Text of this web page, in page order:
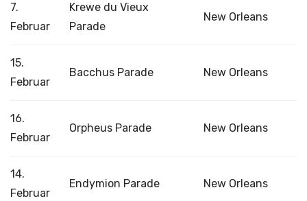
7.
Februar
Krewe du Vieux
Parade
New Orleans
15.
Februar
Bacchus Parade New Orleans
16.
Februar
Orpheus Parade New Orleans
14.
Februar
Endymion Parade New Orleans